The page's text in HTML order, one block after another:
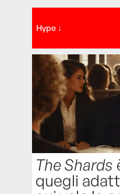
Hype ↓
The Shards
quegli